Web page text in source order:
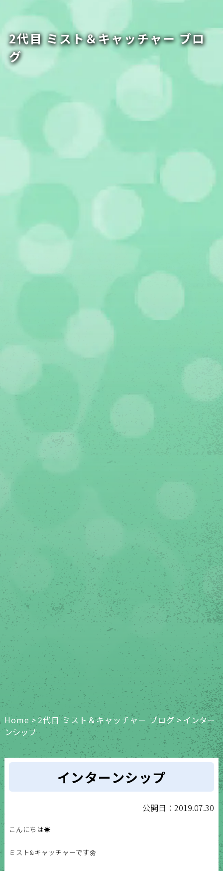
2代目 ミスト＆キャッチャー ブロ
グ
Home>2代目 ミスト＆キャッチャー ブログ >インター
ンシップ
インターンシップ
公開日：2019.07.30
こんにちは☀️
ミスト&キャッチャーです🌼